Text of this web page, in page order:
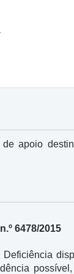
apoio
6478/2015